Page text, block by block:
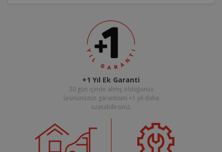
+1 Yıl Ek Garanti
30 gün içinde almış olduğunuz
ürününüzün garantisini +1 yıl daha
uzatabilirsiniz.